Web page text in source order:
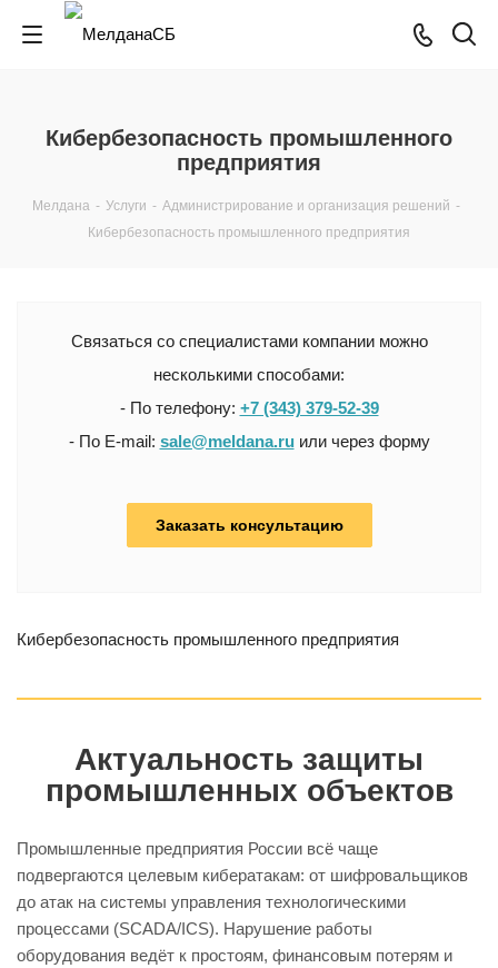
Кибербезопасность промышленного
предприятия
Мелдана - Услуги - Администрирование и организация решений -
Кибербезопасность промышленного предприятия
Связаться со специалистами компании можно
несколькими способами:
- По телефону: +7 (343) 379-52-39
- По E-mail: sale@meldana.ruили через форму
Заказать консультацию
Кибербезопасность промышленного предприятия
Актуальность защиты
промышленных объектов
Промышленные предприятия России всё чаще
подвергаются целевым кибератакам: от шифровальщиков
до атак на системы управления технологическими
процессами (SCADA/ICS). Нарушение работы
оборудования ведёт к простоям, финансовым потерям и